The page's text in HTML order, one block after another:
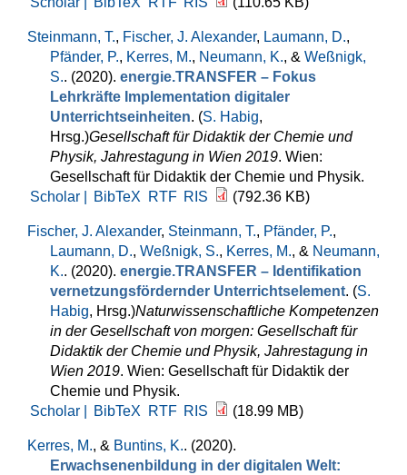
Steinmann, T., Fischer, J. Alexander, Laumann, D.,
Pfänder, P., Kerres, M., Neumann, K., & Weßnigk,
S.. (2020). energie.TRANSFER – Fokus
Lehrkräfte Implementation digitaler
Unterrichtseinheiten. (S. Habig,
Hrsg.)Gesellschaft für Didaktik der Chemie und
Physik, Jahrestagung in Wien 2019. Wien:
Gesellschaft für Didaktik der Chemie und Physik.
Scholar |
BibTeX RTF RIS (792.36 KB)
Fischer, J. Alexander, Steinmann, T., Pfänder, P.,
Laumann, D., Weßnigk, S., Kerres, M., & Neumann,
K.. (2020). energie.TRANSFER – Identifikation
vernetzungsfördernder Unterrichtselement. (S.
Habig, Hrsg.)Naturwissenschaftliche Kompetenzen
in der Gesellschaft von morgen: Gesellschaft für
Didaktik der Chemie und Physik, Jahrestagung in
Wien 2019. Wien: Gesellschaft für Didaktik der
Chemie und Physik.
Scholar |
BibTeX RTF RIS (18.99 MB)
Kerres, M., & Buntins, K.. (2020).
Erwachsenenbildung in der digitalen Welt: